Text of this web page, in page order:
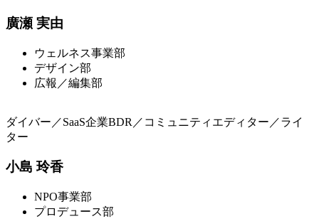
廣瀬 実由
ウェルネス事業部
デザイン部
広報／編集部
ダイバー／SaaS企業BDR／コミュニティエディター／ライ
ター
小島 玲香
NPO事業部
プロデュース部